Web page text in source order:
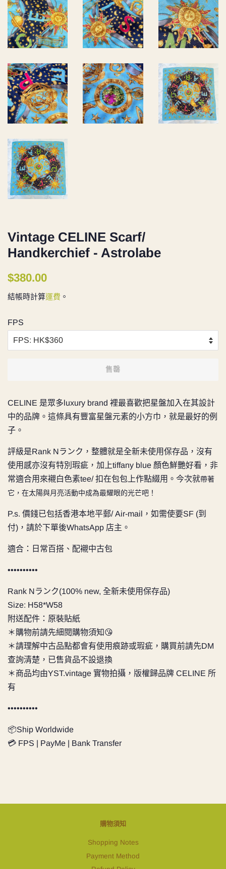
Vintage CELINE Scarf/
Handkerchief - Astrolabe
定
$380.00
結帳時計算運費 。
FPS
售罄
CELINE 是眾多luxury brand 裡最喜歡把星盤加入在其設計
中的品牌。這條具有豐富星盤元素的小方巾，就是最好的例
子。
評級是Rank Nランク，整體就是全新未使用保存品，沒有
使用感亦沒有特別瑕疵，加上tiffany blue 顏色鮮艷好看，非
常適合用來襯白色素tee/ 扣在包包上作點綴用。今次就帶著
它，在太陽與月亮活動中成為最耀眼的光芒吧！
P.s. 價錢已包括香港本地平郵/ Air-mail，如需使要SF (到
付)，請於下單後WhatsApp 店主。
適合：日常百搭、配襯中古包
••••••••••
Rank Nランク(100% new, 全新未使用保存品)
Size: H58*W58
附送配件：原裝貼紙
＊購物前請先細閱購物須知😘
＊請理解中古品點都會有使用痕跡或瑕疵，購買前請先DM
查詢清楚，已售貨品不設退換
＊商品均由YST.vintage 實物拍攝，版權歸品牌 CELINE 所
有
••••••••••
📦Ship Worldwide
💳 FPS | PayMe | Bank Transfer
購物須知
Shopping Notes
Payment Method